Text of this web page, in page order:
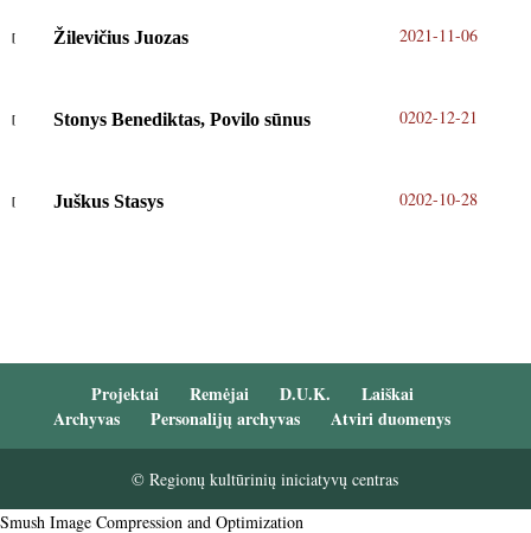
Žilevičius Juozas 2021-11-06
Stonys Benediktas, Povilo sūnus 0202-12-21
Juškus Stasys 0202-10-28
Projektai Remėjai D.U.K.
Laiškai
Archyvas
Personalijų archyvas Atviri duomenys
© Regionų kultūrinių iniciatyvų centras
Smush Image Compression and Optimization